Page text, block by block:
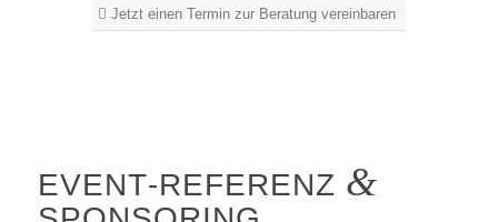
Jetzt einen Termin zur Beratung vereinbaren
EVENT‑REFERENZ &